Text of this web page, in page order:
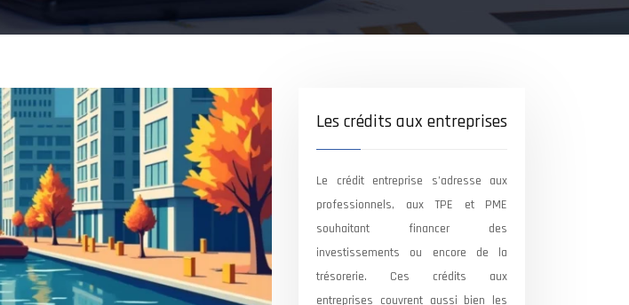
Les crédits aux entreprises
Le crédit entreprise s’adresse aux
professionnels, aux TPE et PME
souhaitant financer des
investissements ou encore de la
trésorerie. Ces crédits aux
entreprises couvrent aussi bien les